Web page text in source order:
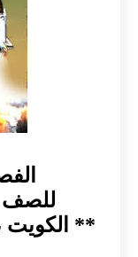
للصف
** الكويت